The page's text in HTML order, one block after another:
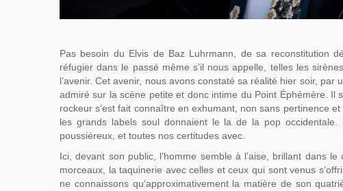
Pas besoin du Elvis de Baz Luhrmann, de sa reconstitution
réfugier dans le passé même s’il nous appelle, telles les
l’avenir. Cet avenir, nous avons constaté sa réalité hier soir,
admiré sur la scène petite et donc intime du Point Éphémère. Il
rockeur s’est fait connaître en exhumant, non sans pertinence
les grands labels soul donnaient le la de la pop
poussiéreux, et toutes nos certitudes avec.
Ici, devant son public, l’homme semble à l’aise, brillant dans
morceaux, la taquinerie avec celles et ceux qui sont venus
ne connaissons qu’approximativement la matière de son